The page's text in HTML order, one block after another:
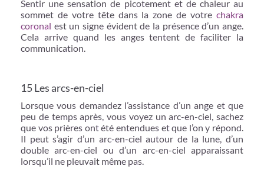
Sentir une sensation de picotement et de chaleur au
sommet de votre tête dans la zone de votre chakra
coronal est un signe évident de la présence d’un ange.
Cela arrive quand les anges tentent de faciliter la
communication.
15 Les arcs-en-ciel
Lorsque vous demandez l’assistance d’un ange et que
peu de temps après, vous voyez un arc-en-ciel, sachez
que vos prières ont été entendues et que l’on y répond.
Il peut s’agir d’un arc-en-ciel autour de la lune, d’un
double arc-en-ciel ou d’un arc-en-ciel apparaissant
lorsqu’il ne pleuvait même pas.